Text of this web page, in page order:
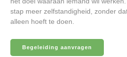
stap meer zelfstandigheid, zonder
alleen hoeft te doen.
Begeleiding aanvragen